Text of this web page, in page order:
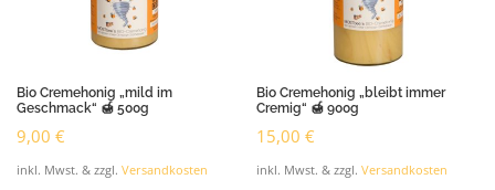
Bio Cremehonig „mild im
Geschmack“ 🍯 500g
9,00 €
inkl. Mwst. & zzgl. Versandkosten
Bio Cremehonig „bleibt immer
Cremig“ 🍯 900g
15,00€
inkl. Mwst. & zzgl.Versandkosten